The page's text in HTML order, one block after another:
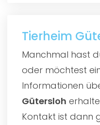
Tierheim
Manchmal hast
oder möchtest
Informationen
Gütersloh
Kontakt ist dann